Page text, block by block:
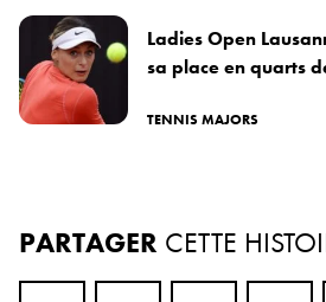
Ladies Open
sa place en quarts
TENNIS MAJORS
PARTAGER CETTE